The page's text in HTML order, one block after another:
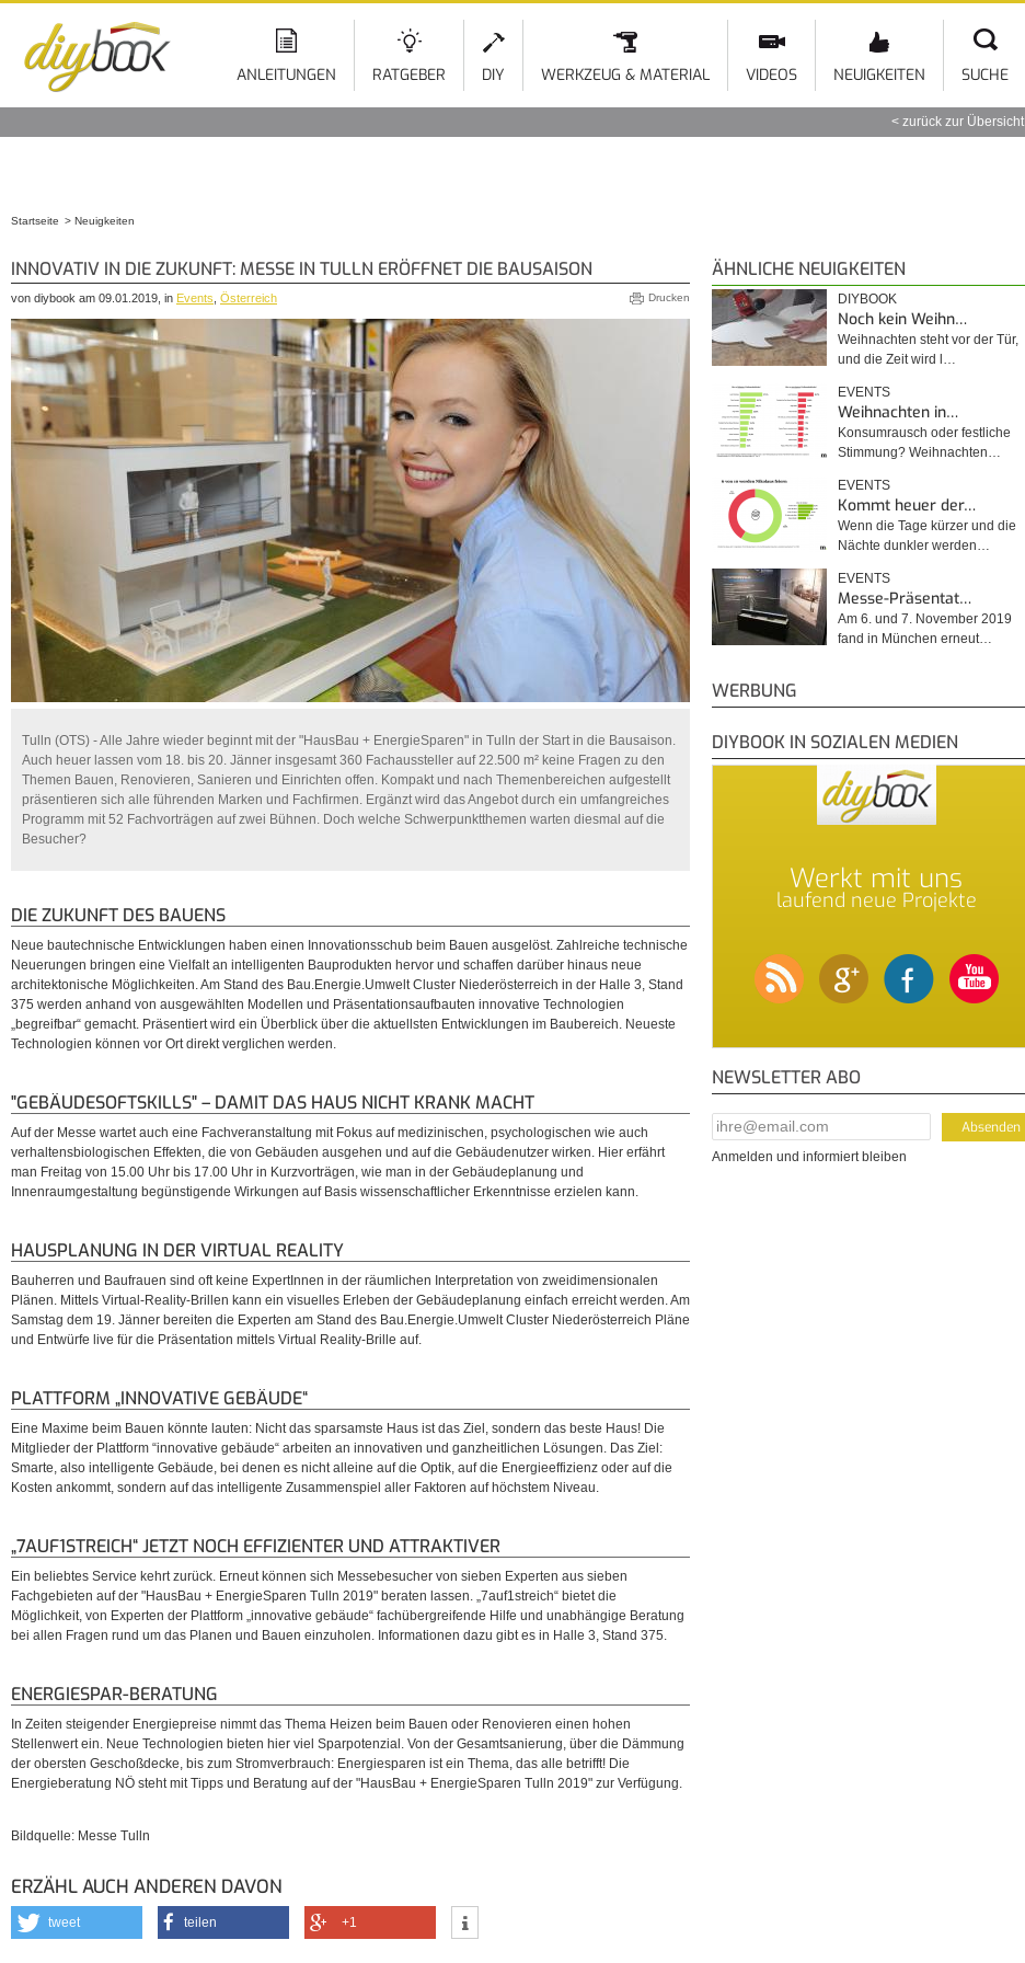
ANLEITUNGEN RATGEBER DIY WERKZEUG & MATERIAL VIDEOS NEUIGKEITEN SUCHE
zurück zur Übersicht
Startseite Neuigkeiten
INNOVATIV IN DIE ZUKUNFT: MESSE IN TULLN ERÖFFNET DIE BAUSAISON
von diybook am 09.01.2019, in Events Österreich Drucken
Tulln (OTS) - Alle Jahre wieder beginnt mit der "HausBau + EnergieSparen" in Tulln der Start in die Bausaison.
Auch heuer lassen vom 18. bis 20. Jänner insgesamt 360 Fachaussteller auf 22.500 m² keine Fragen zu den
Themen Bauen, Renovieren, Sanieren und Einrichten offen. Kompakt und nach Themenbereichen aufgestellt
präsentieren sich alle führenden Marken und Fachfirmen. Ergänzt wird das Angebot durch ein umfangreiches
Programm mit 52 Fachvorträgen auf zwei Bühnen. Doch welche Schwerpunktthemen warten diesmal auf die
Besucher?
DIE ZUKUNFT DES BAUENS
Neue bautechnische Entwicklungen haben einen Innovationsschub beim Bauen ausgelöst. Zahlreiche technische
Neuerungen bringen eine Vielfalt an intelligenten Bauprodukten hervor und schaffen darüber hinaus neue
architektonische Möglichkeiten. Am Stand des Bau.Energie.Umwelt Cluster Niederösterreich in der Halle 3, Stand
375 werden anhand von ausgewählten Modellen und Präsentationsaufbauten innovative Technologien
„begreifbar“ gemacht. Präsentiert wird ein Überblick über die aktuellsten Entwicklungen im Baubereich. Neueste
Technologien können vor Ort direkt verglichen werden.
"GEBÄUDESOFTSKILLS" – DAMIT DAS HAUS NICHT KRANK MACHT
Auf der Messe wartet auch eine Fachveranstaltung mit Fokus auf medizinischen, psychologischen wie auch
verhaltensbiologischen Effekten, die von Gebäuden ausgehen und auf die Gebäudenutzer wirken. Hier erfährt
man Freitag von 15.00 Uhr bis 17.00 Uhr in Kurzvorträgen, wie man in der Gebäudeplanung und
Innenraumgestaltung begünstigende Wirkungen auf Basis wissenschaftlicher Erkenntnisse erzielen kann.
HAUSPLANUNG IN DER VIRTUAL REALITY
Bauherren und Baufrauen sind oft keine ExpertInnen in der räumlichen Interpretation von zweidimensionalen
Plänen. Mittels Virtual-Reality-Brillen kann ein visuelles Erleben der Gebäudeplanung einfach erreicht werden. Am
Samstag dem 19. Jänner bereiten die Experten am Stand des Bau.Energie.Umwelt Cluster Niederösterreich Pläne
und Entwürfe live für die Präsentation mittels Virtual Reality-Brille auf.
PLATTFORM „INNOVATIVE GEBÄUDE“
Eine Maxime beim Bauen könnte lauten: Nicht das sparsamste Haus ist das Ziel, sondern das beste Haus! Die
Mitglieder der Plattform “innovative gebäude“ arbeiten an innovativen und ganzheitlichen Lösungen. Das Ziel:
Smarte, also intelligente Gebäude, bei denen es nicht alleine auf die Optik, auf die Energieeffizienz oder auf die
Kosten ankommt, sondern auf das intelligente Zusammenspiel aller Faktoren auf höchstem Niveau.
„7AUF1STREICH“ JETZT NOCH EFFIZIENTER UND ATTRAKTIVER
Ein beliebtes Service kehrt zurück. Erneut können sich Messebesucher von sieben Experten aus sieben
Fachgebieten auf der "HausBau + EnergieSparen Tulln 2019" beraten lassen. „7auf1streich“ bietet die
Möglichkeit, von Experten der Plattform „innovative gebäude“ fachübergreifende Hilfe und unabhängige Beratung
bei allen Fragen rund um das Planen und Bauen einzuholen. Informationen dazu gibt es in Halle 3, Stand 375.
ENERGIESPAR-BERATUNG
In Zeiten steigender Energiepreise nimmt das Thema Heizen beim Bauen oder Renovieren einen hohen
Stellenwert ein. Neue Technologien bieten hier viel Sparpotenzial. Von der Gesamtsanierung, über die Dämmung
der obersten Geschoßdecke, bis zum Stromverbrauch: Energiesparen ist ein Thema, das alle betrifft! Die
Energieberatung NÖ steht mit Tipps und Beratung auf der "HausBau + EnergieSparen Tulln 2019" zur Verfügung.
Bildquelle: Messe Tulln
ERZÄHL AUCH ANDEREN DAVON
tweet teilen +1
ÄHNLICHE NEUIGKEITEN
DIYBOOK
Noch kein Weihn…
Weihnachten steht vor der Tür,
und die Zeit wird l…
EVENTS
Weihnachten in…
Konsumrausch oder festliche
Stimmung? Weihnachten…
EVENTS
Kommt heuer der…
Wenn die Tage kürzer und die
Nächte dunkler werden…
EVENTS
Messe-Präsentat…
Am 6. und 7. November 2019
fand in München erneut…
WERBUNG
DIYBOOK IN SOZIALEN MEDIEN
Werkt mit uns
laufend neue Projekte
NEWSLETTER ABO
E-Mail Addresse*
Anmelden und informiert bleiben